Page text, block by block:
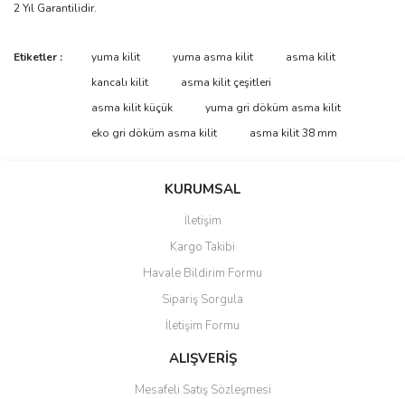
2 Yıl Garantilidir.
Bu ürüne ilk yorumu siz yapın!
Yorum Yaz
Bu ürünün fiyat bilgisi, resim, ürün açıklamalarında ve diğer
tarafımıza iletebilirsiniz.
Görüş ve önerileriniz için teşekkür ederiz.
Ürün fiyatı diğer sitelerden daha pahalı.
Bu ürüne benzer farklı alternatifler olmalı.
Etiketler : yuma kilit yuma asma kilit
asma kilit
kancalı kilit
asma kilit çeşitleri
asma kilit küçük
yuma gri döküm asma kilit
eko gri döküm asma kilit
asma kilit 38 mm
KURUMSAL
İletişim
Kargo Takibi
Havale Bildirim Formu
Sipariş Sorgula
İletişim Formu
ALIŞVERİŞ
Mesafeli Satış Sözleşmesi